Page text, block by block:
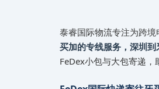
泰睿国际物流专注为跨境
买加的专线服务，深圳到‌‌‌
FeDex小包与大包寄递，